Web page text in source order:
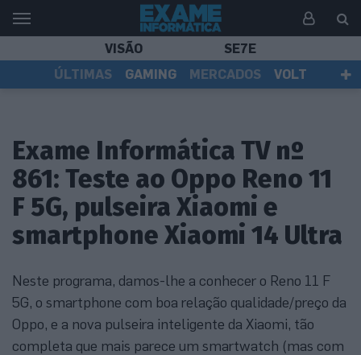
VISÃO
SE7E
ÚLTIMAS
GAMING MERCADOS
VOLT
Exame Informática TV nº
861: Teste ao Oppo Reno 11
F 5G, pulseira Xiaomi e
smartphone Xiaomi 14 Ultra
Neste programa, damos-lhe a conhecer o Reno 11 F
5G, o smartphone com boa relação qualidade/preço da
Oppo, e a nova pulseira inteligente da Xiaomi, tão
completa que mais parece um smartwatch (mas com